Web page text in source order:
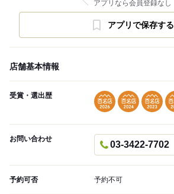
アプリなら会員登録なし
アプリで保存する
店舗基本情報
受賞・選出歴
お問い合わせ
03-3422-7702
予約可否 予約不可